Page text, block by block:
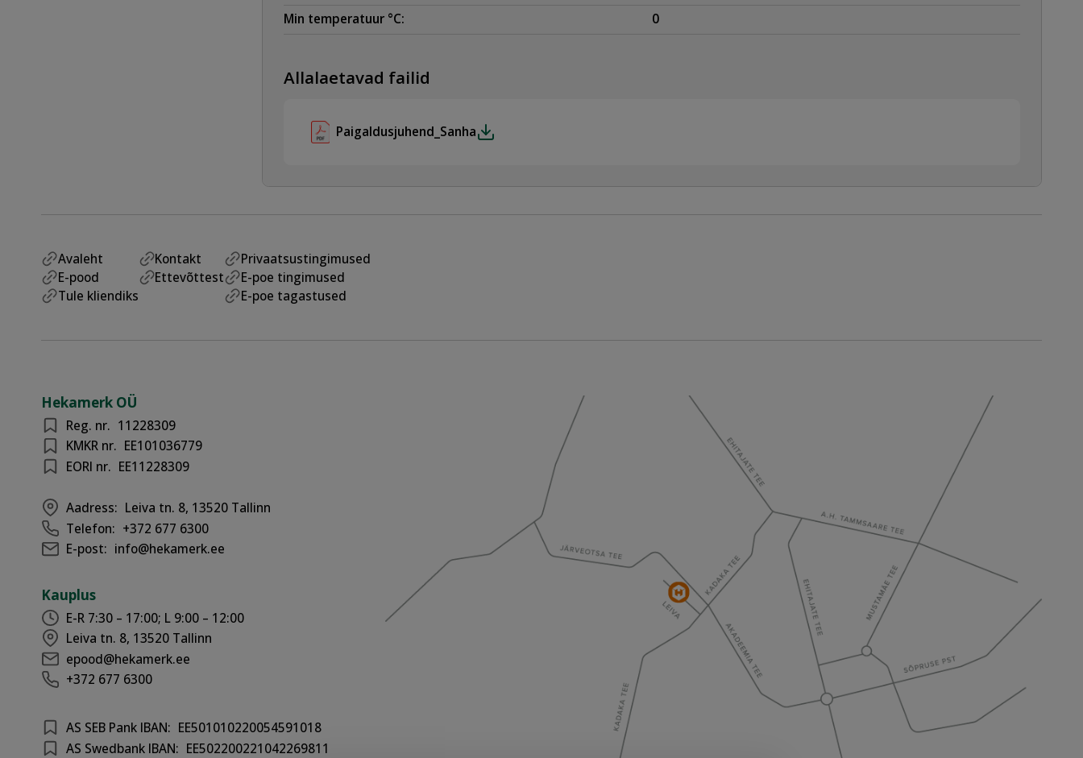
Min temperatuur °C:
0
Allalaetavad failid
Paigaldusjuhend_Sanha
Avaleht
E-pood
Tule kliendiks
Kontakt
Ettevõttest
Privaatsustingimused
E-poe tingimused
E-poe tagastused
Hekamerk OÜ
Reg. nr. 11228309
KMKR nr. EE101036779
EORI nr. EE11228309
Aadress: Leiva tn. 8, 13520 Tallinn
Telefon: +372 677 6300
E-post: info@hekamerk.ee
Kauplus
E-R 7:30 – 17:00; L 9:00 – 12:00
Leiva tn. 8, 13520 Tallinn
epood@hekamerk.ee
+372 677 6300
AS SEB Pank IBAN: EE501010220054591018
AS Swedbank IBAN: EE502200221042269811